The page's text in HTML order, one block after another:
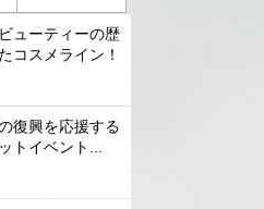
ューティーの歴
コスメライン！
復興を応援する
トイベント...